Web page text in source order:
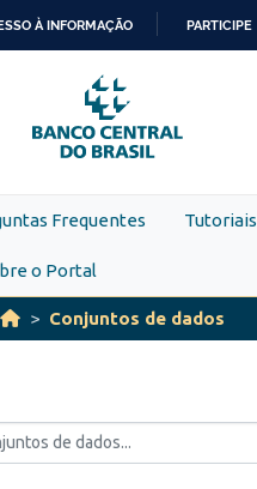
PARA
O
CONTEÚDO
À INFORMAÇÃO PARTICIPE
Frequentes Tutoriais
o Portal
Conjuntos de dados